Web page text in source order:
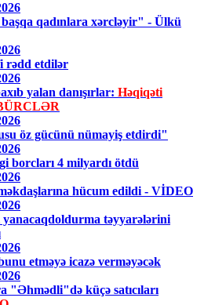
başqa qadınlara xərcləyir" - Ülkü
rədd etdilər
yalan danışırlar: Həqiqəti
öz gücünü nümayiş etdirdi"
borcları 4 milyardı ötdü
hücum edildi - VİDEO
yanacaqdoldurma təyyarələrini
etməyə icazə verməyəcək
"Əhmədli"də küçə satıcıları